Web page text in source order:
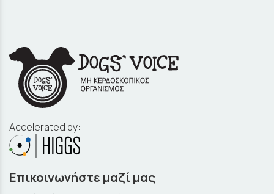
Accelerated by:
Επικοινωνήστε μαζί μας